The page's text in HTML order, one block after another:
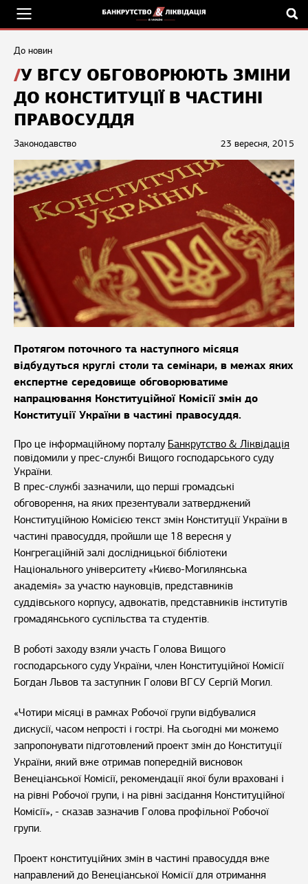
До новин
У ВГСУ ОБГОВОРЮЮТЬ ЗМІНИ
ДО КОНСТИТУЦІЇ В ЧАСТИНІ
ПРАВОСУДДЯ
23 вересня, 2015
Законодавство
Протягом поточного та наступного місяця
відбудуться круглі столи та семінари, в межах яких
експертне середовище обговорюватиме
напрацювання Конституційної Комісії змін до
Конституції України в частині правосуддя.
Про це інформаційному порталу Банкрутство & Ліквідація
повідомили у прес-службі Вищого господарського суду
України.
В прес-службі зазначили, що перші громадські
обговорення, на яких презентували затверджений
Конституційною Комісією текст змін Конституції України в
частині правосуддя, пройшли ще 18 вересня у
Конгрегаційній залі дослідницької бібліотеки
Національного університету «Києво-Могилянська
академія» за участю науковців, представників
суддівського корпусу, адвокатів, представників інститутів
громадянського суспільства та студентів.
В роботі заходу взяли участь Голова Вищого
господарського суду України, член Конституційної Комісії
Богдан Львов та заступник Голови ВГСУ Сергій Могил.
«Чотири місяці в рамках Робочої групи відбувалися
дискусії, часом непрості і гострі. На сьогодні ми можемо
запропонувати підготовлений проект змін до Конституції
України, який вже отримав попередній висновок
Венеціанської Комісії, рекомендації якої були враховані і
на рівні Робочої групи, і на рівні засідання Конституційної
Комісії», - сказав зазначив Голова профільної Робочої
групи.
Проект конституційних змін в частині правосуддя вже
направлений до Венеціанської Комісії для отримання